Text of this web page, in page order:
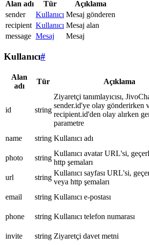
Alan adı Tür
Açıklama
sender
Kullanıcı Mesaj gönderen
recipient Kullanıcı Mesaj alan
message Mesaj Mesaj
Kullanıcı#
Alan
adı
Tür Açıklama
id string
Ziyaretçi tanımlayıcısı,
sender.id'ye olay gönderirken
recipient.id'den olay alırken
parametre
name string Kullanıcı adı
photo
string
Kullanıcı avatar URL'si,
http şemaları
url
string
Kullanıcı sayfası URL'si,
veya http şemaları
email
string Kullanıcı e-postası
phone
string Kullanıcı telefon numarası
invite
string Ziyaretçi davet metni